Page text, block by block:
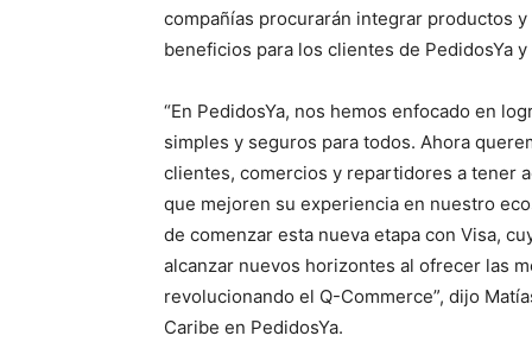
compañías procurarán integrar productos
beneficios para los clientes de PedidosYa
“En PedidosYa, nos hemos enfocado en
simples y seguros para todos. Ahora
clientes, comercios y repartidores a tener
que mejoren su experiencia en nuestro
de comenzar esta nueva etapa con Visa,
alcanzar nuevos horizontes al ofrecer las
revolucionando el Q-Commerce”, dijo
Caribe en PedidosYa.